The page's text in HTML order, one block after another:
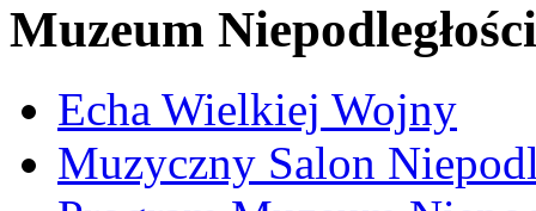
Muzeum Niepodległości
Echa Wielkiej Wojny
Muzyczny Salon